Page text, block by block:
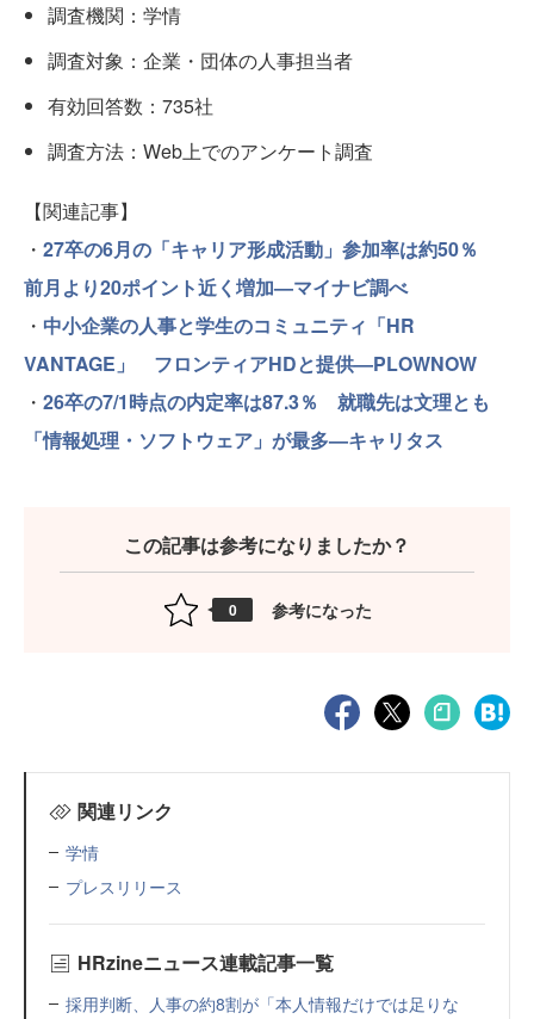
調査機関：学情
調査対象：企業・団体の人事担当者
有効回答数：735社
調査方法：Web上でのアンケート調査
【関連記事】
・ 27卒の6月の「キャリア形成活動」参加率は約50％
前月より20ポイント近く増加—マイナビ調べ
・ 中小企業の人事と学生のコミュニティ「HR
VANTAGE」 フロンティアHDと提供—PLOWNOW
・ 26卒の7/1時点の内定率は87.3％ 就職先は文理とも
「情報処理・ソフトウェア」が最多—キャリタス
この記事は参考になりましたか？
0 参考になった
関連リンク
学情
プレスリリース
HRzineニュース連載記事一覧
採用判断、人事の約8割が「本人情報だけでは足りな